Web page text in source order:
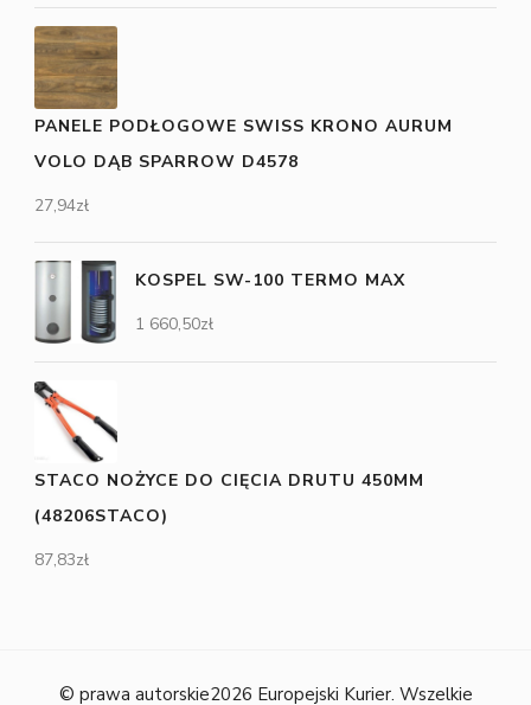
PANELE PODŁOGOWE SWISS KRONO AURUM
VOLO DĄB SPARROW D4578
27,94zł
KOSPEL SW-100 TERMO MAX
1 660,50zł
STACO NOŻYCE DO CIĘCIA DRUTU 450MM
(48206STACO)
87,83zł
© prawa autorskie2026 Europejski Kurier. Wszelkie